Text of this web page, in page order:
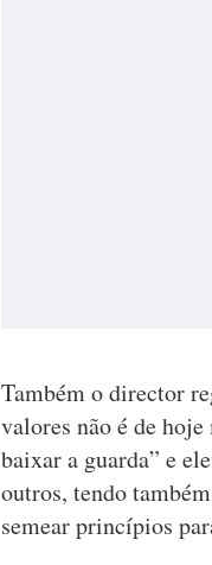
Também o director
valores não é de
baixar a guarda” e
outros, tendo
semear princípios